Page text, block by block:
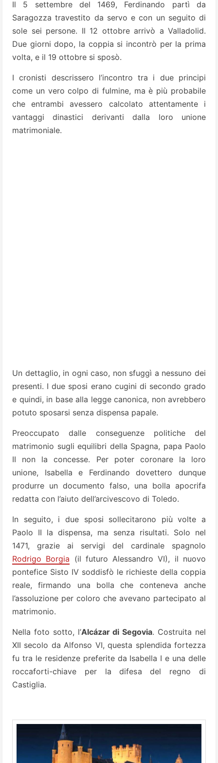
Il 5 settembre del 1469, Ferdinando partì da
Saragozza travestito da servo e con un seguito di
sole sei persone. Il 12 ottobre arrivò a Valladolid.
Due giorni dopo, la coppia si incontrò per la prima
volta, e il 19 ottobre si sposò.
I cronisti descrissero l’incontro tra i due principi
come un vero colpo di fulmine, ma è più probabile
che entrambi avessero calcolato attentamente i
vantaggi dinastici derivanti dalla loro unione
matrimoniale.
Un dettaglio, in ogni caso, non sfuggì a nessuno dei
presenti. I due sposi erano cugini di secondo grado
e quindi, in base alla legge canonica, non avrebbero
potuto sposarsi senza dispensa papale.
Preoccupato dalle conseguenze politiche del
matrimonio sugli equilibri della Spagna, papa Paolo
II non la concesse. Per poter coronare la loro
unione, Isabella e Ferdinando dovettero dunque
produrre un documento falso, una bolla apocrifa
redatta con l’aiuto dell’arcivescovo di Toledo.
In seguito, i due sposi sollecitarono più volte a
Paolo II la dispensa, ma senza risultati. Solo nel
1471, grazie ai servigi del cardinale spagnolo
Rodrigo Borgia (il futuro Alessandro VI), il nuovo
pontefice Sisto IV soddisfò le richieste della coppia
reale, firmando una bolla che conteneva anche
l’assoluzione per coloro che avevano partecipato al
matrimonio.
Nella foto sotto, l’Alcázar di Segovia. Costruita nel
XII secolo da Alfonso VI, questa splendida fortezza
fu tra le residenze preferite da Isabella I e una delle
roccaforti-chiave per la difesa del regno di
Castiglia.